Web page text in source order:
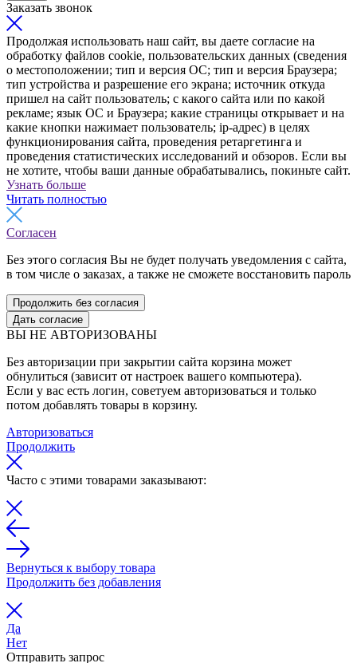
Заказать звонок
Продолжая использовать наш сайт, вы даете согласие на
обработку файлов cookie, пользовательских данных (сведения
о местоположении; тип и версия ОС; тип и версия Браузера;
тип устройства и разрешение его экрана; источник откуда
пришел на сайт пользователь; с какого сайта или по какой
рекламе; язык ОС и Браузера; какие страницы открывает и на
какие кнопки нажимает пользователь; ip-адрес) в целях
функционирования сайта, проведения ретаргетинга и
проведения статистических исследований и обзоров. Если вы
не хотите, чтобы ваши данные обрабатывались, покиньте сайт.
Узнать больше
Читать полностью
Согласен
Без этого согласия Вы не будет получать уведомления с сайта,
в том числе о заказах, а также не сможете восстановить пароль
Продолжить без согласия
Дать согласие
ВЫ НЕ АВТОРИЗОВАНЫ
Без авторизации при закрытии сайта корзина может
обнулиться (зависит от настроек вашего компьютера).
Если у вас есть логин, советуем авторизоваться и только
потом добавлять товары в корзину.
Авторизоваться
Продолжить
Часто с этими товарами заказывают:
Вернуться к выбору товара
Продолжить без добавления
Да
Нет
Отправить запрос